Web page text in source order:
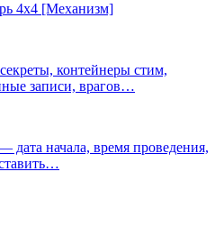
4х4 [Механизм]
контейнеры стим,
записи, врагов…
дата начала, время проведения,